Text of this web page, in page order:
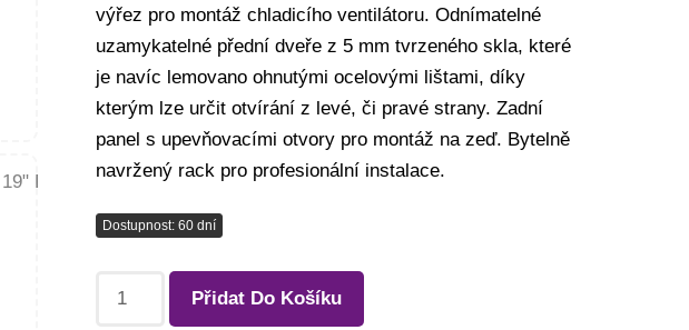
výřez pro montáž chladicího ventilátoru. Odnímatelné
uzamykatelné přední dveře z 5 mm tvrzeného skla, které
je navíc lemovano ohnutými ocelovými lištami, díky
kterým lze určit otvírání z levé, či pravé strany. Zadní
panel s upevňovacími otvory pro montáž na zeď. Bytelně
navržený rack pro profesionální instalace.
Dostupnost: 60 dní
Přidat Do Košíku